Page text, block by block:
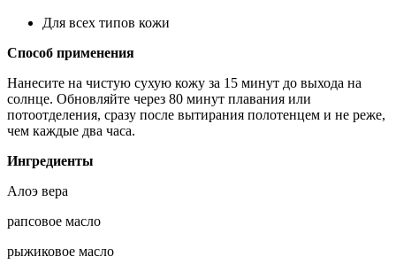
Для всех типов кожи
Способ применения
Нанесите на чистую сухую кожу за 15 минут до выхода на
солнце. Обновляйте через 80 минут плавания или
потоотделения, сразу после вытирания полотенцем и не реже,
чем каждые два часа.
Ингредиенты
Алоэ вера
рапсовое масло
рыжиковое масло